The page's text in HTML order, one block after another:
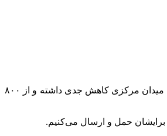
، طی هفته گذشته سیب زمینی با نرخ ۳۵ تا ۴۵ هزار تومان به فروش رسید و به گفته رئیس اتحادیه بارفروشان به صدا و سیما ورودی سیب زمینی به میدان مرکزی کاهش جدی داشته و از ۸۰۰
برایشان حمل و ارسال می‌کنیم.